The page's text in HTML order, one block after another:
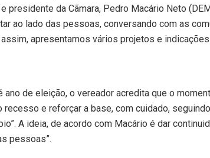
presidente da Cãmara, Pedro Macário Neto
ao lado das pessoas, conversando com as
apresentamos vários projetos e
ano de eleição, o vereador acredita que o
recesso e reforçar a base, com cuidado,
A ideia, de acordo com Macário é dar
pessoas”.